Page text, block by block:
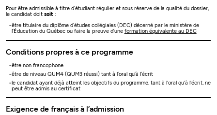
Pour être admissible à titre d’étudiant régulier et sous réserve de la qualité du dossier,
le candidat doitsoit :
être titulaire du diplôme d’études collégiales (DEC) décerné par le ministère de
l’Éducation du Québec ou faire la preuve d’une formation équivalente au DEC
Conditions propres à ce programme
être non francophone
être de niveau QUM4 (QUM3 réussi) tant à l’oral qu’à l’écrit
le candidat ayant déjà atteint les objectifs du programme, tant à l'oral qu'à l'écrit, ne
peut être admis au certificat
Exigence de français à l’admission